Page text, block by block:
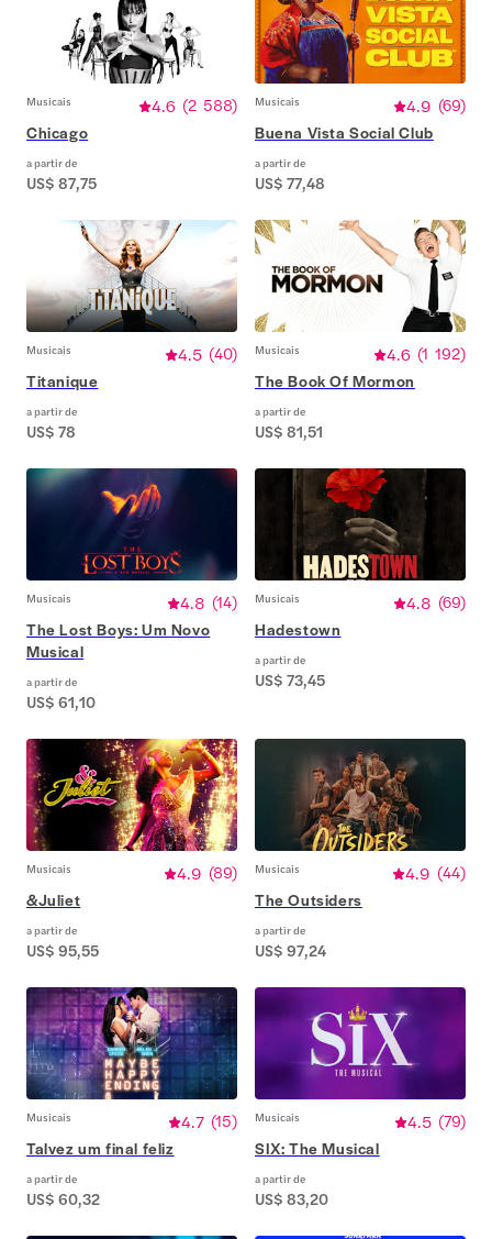
Musicais 4.6 (2 588)
Chicago
a partir de
US$ 87,75
Musicais 4.9 (69)
Buena Vista Social Club
a partir de
US$ 77,48
Musicais 4.5 (40)
Titanique
a partir de
US$ 78
Musicais 4.6 (1 192)
The Book Of Mormon
a partir de
US$ 81,51
Musicais 4.8 (14)
The Lost Boys: Um Novo
Musical
a partir de
US$ 61,10
Musicais 4.8 (69)
Hadestown
a partir de
US$ 73,45
Musicais 4.9 (89)
&Juliet
a partir de
US$ 95,55
Musicais 4.9 (44)
The Outsiders
a partir de
US$ 97,24
Musicais 4.7 (15)
Talvez um final feliz
a partir de
US$ 60,32
Musicais 4.5 (79)
SIX: The Musical
a partir de
US$ 83,20